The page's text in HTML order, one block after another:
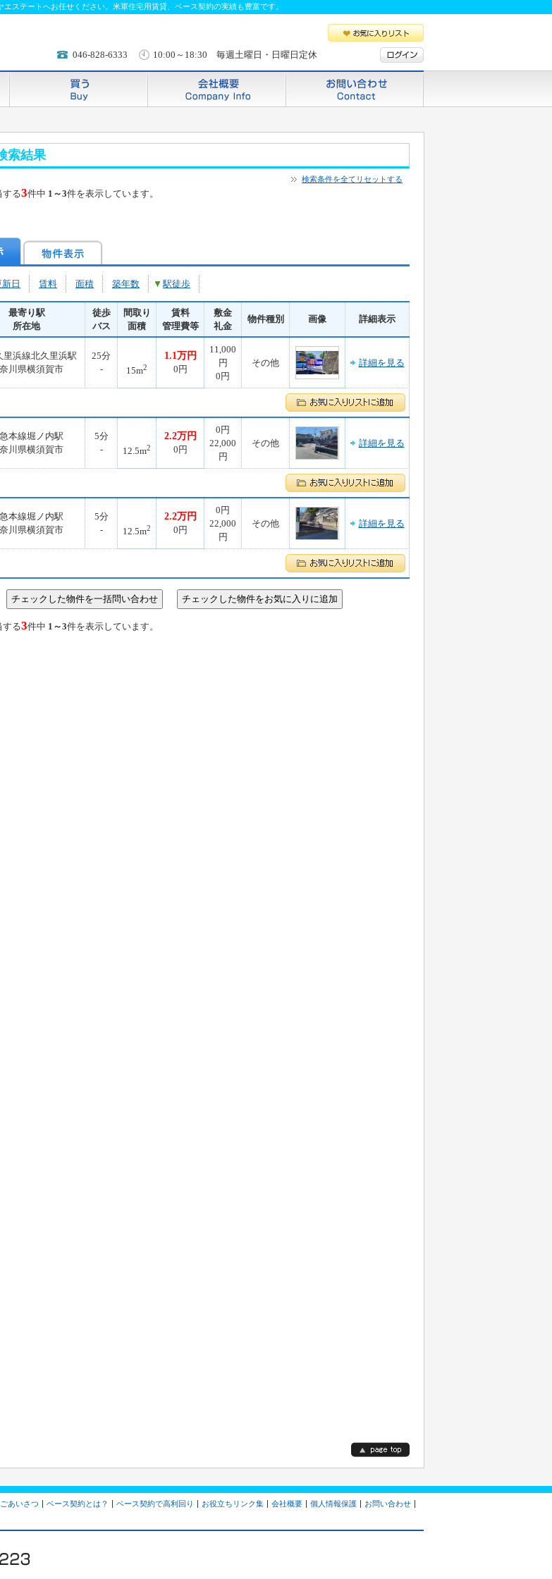
ステートへお任せください。米軍住宅用賃貸、ベース契約の実績も豊富です。
046-828-6333 10:00～18:30 毎週土曜日・日曜日定休
索結果
検索条件を全てリセットする
する3件中 1～3件を表示しています。
日 賃料 面積 築年数 駅徒歩
最寄り駅
所在地
徒歩
バス
間取り
面積
賃料
管理費等
敷金
礼金
物件種別 画像 詳細表示
里浜線北久里浜駅
川県横須賀市
25分
-
15m2
1.1万円
0円
11,000
円
0円
その他 詳細を見る
本線堀ノ内駅
川県横須賀市
5分
-
12.5m2
2.2万円
0円
0円
22,000
円
その他 詳細を見る
本線堀ノ内駅
川県横須賀市
5分
-
12.5m2
2.2万円
0円
0円
22,000
円
その他 詳細を見る
する3件中 1～3件を表示しています。
あいさつ ベース契約とは？ ベース契約で高利回り お役立ちリンク集 会社概要 個人情報保護
お問い合わせ